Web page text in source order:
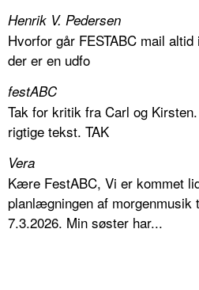
Henrik V. Pedersen
Hvorfor går FESTABC mail
der er en udfo
festABC
Tak for kritik fra Carl og
rigtige tekst. TAK
Vera
Kære FestABC, Vi er kommet
planlægningen af morgenmusik
7.3.2026. Min søster har...